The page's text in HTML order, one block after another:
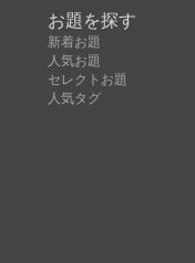
お題を探す
新着お題
人気お題
セレクトお題
人気タグ